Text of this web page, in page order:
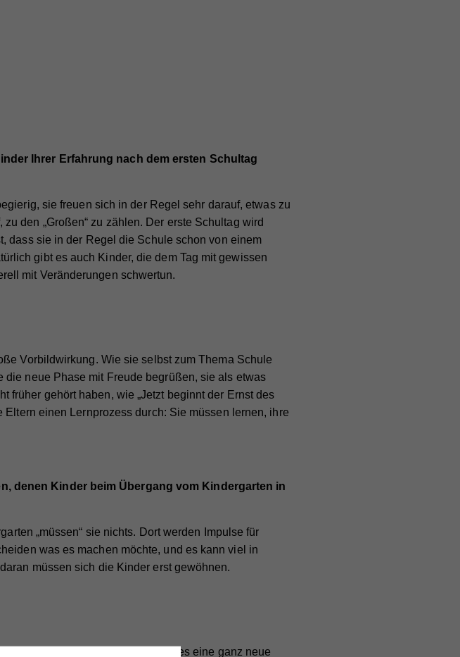
Ihrer Erfahrung nach dem ersten Schultag
sie freuen sich in der Regel sehr darauf, etwas zu
den „Großen“ zu zählen. Der erste Schultag wird
dass sie in der Regel die Schule schon von einem
gibt es auch Kinder, die dem Tag mit gewissen
mit Veränderungen schwertun.
Vorbildwirkung. Wie sie selbst zum Thema Schule
neue Phase mit Freude begrüßen, sie als etwas
früher gehört haben, wie „Jetzt beginnt der Ernst des
Eltern einen Lernprozess durch: Sie müssen lernen, ihre
denen Kinder beim Übergang vom Kindergarten in
„müssen“ sie nichts. Dort werden Impulse für
was es machen möchte, und es kann viel in
müssen sich die Kinder erst gewöhnen.
durch den Schuleintritt des Kindes eine ganz neue